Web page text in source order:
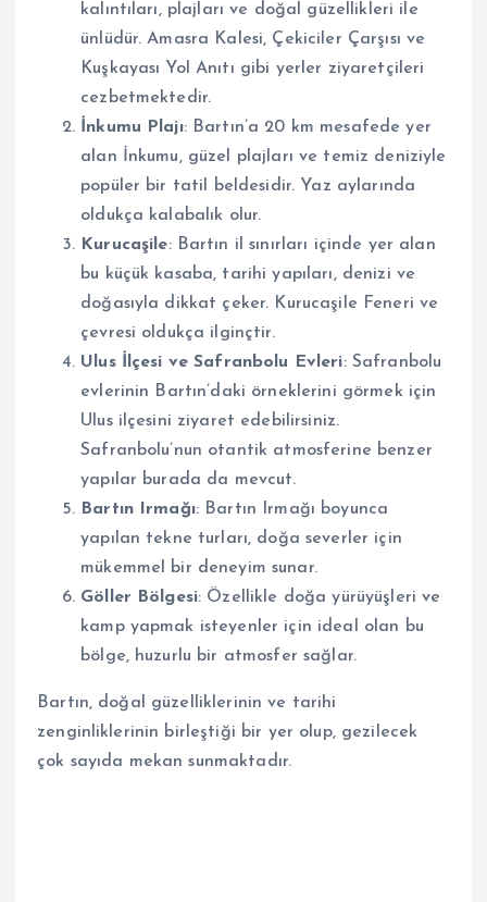
kalıntıları, plajları ve doğal güzellikleri ile
ünlüdür. Amasra Kalesi, Çekiciler Çarşısı ve
Kuşkayası Yol Anıtı gibi yerler ziyaretçileri
cezbetmektedir.
İnkumu Plajı: Bartın’a 20 km mesafede yer
alan İnkumu, güzel plajları ve temiz deniziyle
popüler bir tatil beldesidir. Yaz aylarında
oldukça kalabalık olur.
Kurucaşile: Bartın il sınırları içinde yer alan
bu küçük kasaba, tarihi yapıları, denizi ve
doğasıyla dikkat çeker. Kurucaşile Feneri ve
çevresi oldukça ilginçtir.
Ulus İlçesi ve Safranbolu Evleri: Safranbolu
evlerinin Bartın’daki örneklerini görmek için
Ulus ilçesini ziyaret edebilirsiniz.
Safranbolu’nun otantik atmosferine benzer
yapılar burada da mevcut.
Bartın Irmağı: Bartın Irmağı boyunca
yapılan tekne turları, doğa severler için
mükemmel bir deneyim sunar.
Göller Bölgesi: Özellikle doğa yürüyüşleri ve
kamp yapmak isteyenler için ideal olan bu
bölge, huzurlu bir atmosfer sağlar.
Bartın, doğal güzelliklerinin ve tarihi
zenginliklerinin birleştiği bir yer olup, gezilecek
çok sayıda mekan sunmaktadır.